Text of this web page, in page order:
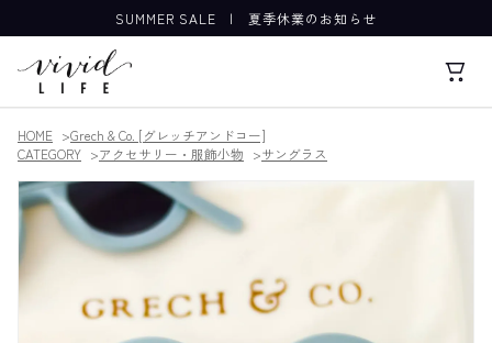
SUMMER SALE |夏季休業のお知らせ
HOME
Grech & Co. [グレッチアンドコー]
CATEGORY
アクセサリー・服飾小物 サングラス